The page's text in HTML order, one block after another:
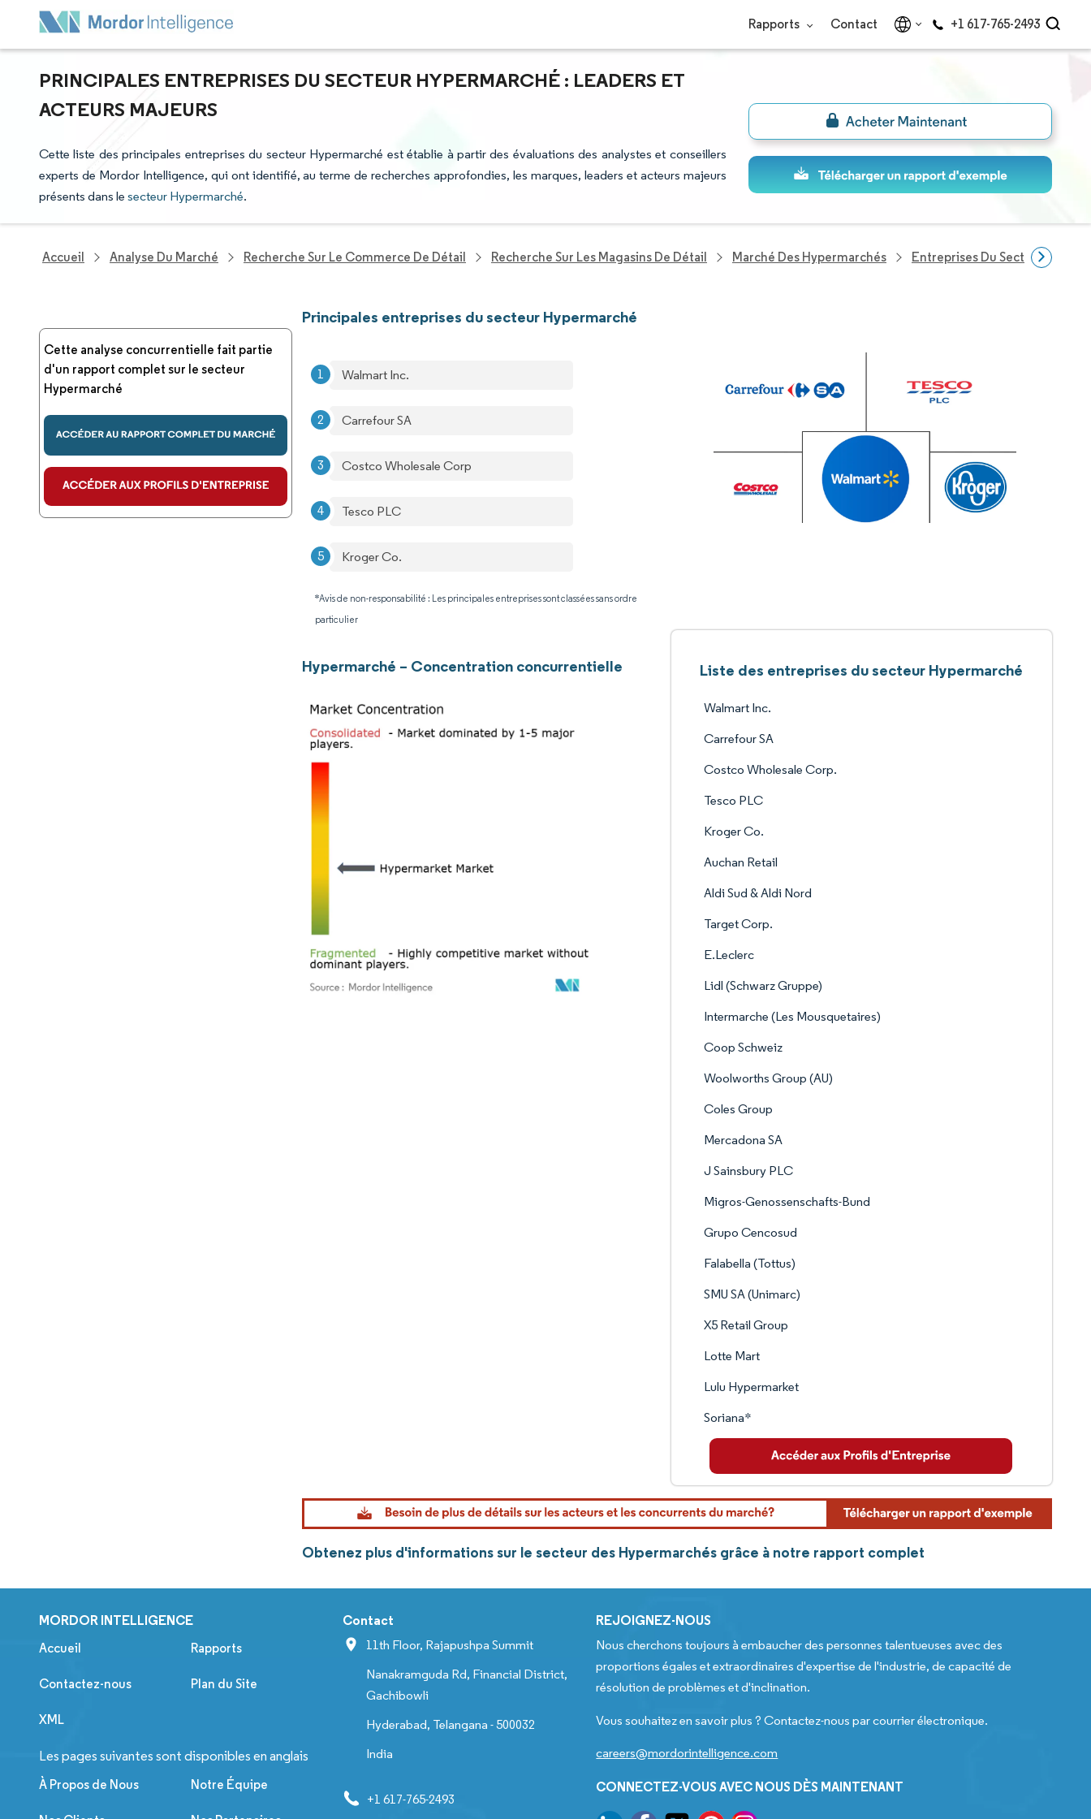
Rapports Contact +1 617-765-2493
PRINCIPALES ENTREPRISES DU SECTEUR HYPERMARCHÉ : LEADERS ET
ACTEURS MAJEURS
Cette liste des principales entreprises du secteur Hypermarché est établie à partir des évaluations des analystes et conseillers
experts de Mordor Intelligence, qui ont identifié, au terme de recherches approfondies, les marques, leaders et acteurs majeurs
présents dans le secteur Hypermarché.
Accueil Analyse Du Marché Recherche Sur Le Commerce De Détail Recherche Sur Les Magasins De Détail Marché Des Hypermarchés Entreprises Du Secteur
Cette analyse concurrentielle fait partie
d'un rapport complet sur le secteur
Hypermarché
Principales entreprises du secteur Hypermarché
Walmart Inc.
Carrefour SA
Costco Wholesale Corp
Tesco PLC
Kroger Co.
*Avis de non-responsabilité : Les principales entreprises sont classées sans ordre
particulier
Hypermarché – Concentration concurrentielle Liste des entreprises du secteur Hypermarché
Walmart Inc.
Carrefour SA
Costco Wholesale Corp.
Tesco PLC
Kroger Co.
Auchan Retail
Aldi Sud & Aldi Nord
Target Corp.
E.Leclerc
Lidl (Schwarz Gruppe)
Intermarche (Les Mousquetaires)
Coop Schweiz
Woolworths Group (AU)
Coles Group
Mercadona SA
J Sainsbury PLC
Migros-Genossenschafts-Bund
Grupo Cencosud
Falabella (Tottus)
SMU SA (Unimarc)
X5 Retail Group
Lotte Mart
Lulu Hypermarket
Soriana*
Obtenez plus d'informations sur le secteur des Hypermarchés grâce à notre rapport complet
MORDOR INTELLIGENCE
Accueil Rapports
Contactez-nous Plan du Site
XML
Les pages suivantes sont disponibles en anglais
À Propos de Nous Notre Équipe
Contact
11th Floor, Rajapushpa Summit
Nanakramguda Rd, Financial District,
Gachibowli
Hyderabad, Telangana - 500032
India
+1 617-765-2493
REJOIGNEZ-NOUS
Nous cherchons toujours à embaucher des personnes talentueuses avec des
proportions égales et extraordinaires d'expertise de l'industrie, de capacité de
résolution de problèmes et d'inclination.
Vous souhaitez en savoir plus ? Contactez-nous par courrier électronique.
careers@mordorintelligence.com
CONNECTEZ-VOUS AVEC NOUS DÈS MAINTENANT